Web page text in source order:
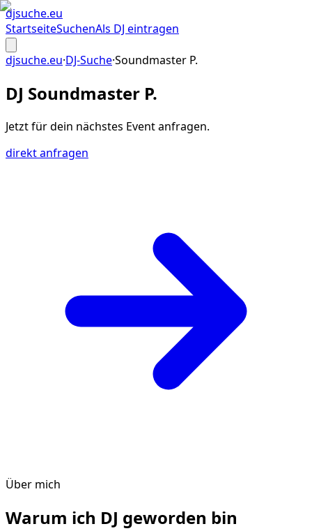
djsuche.eu
StartseiteSuchenAls DJ eintragen
djsuche.eu·DJ-Suche·Soundmaster P.
DJ Soundmaster P.
Jetzt für dein nächstes Eventanfragen.
direkt anfragen
Über mich
Warum ich DJ geworden bin